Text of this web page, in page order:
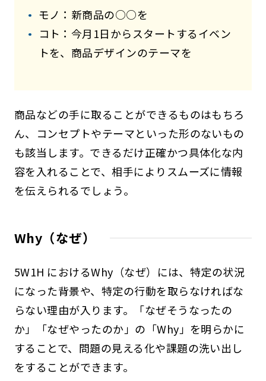
モノ：新商品の○○を
コト：今月1日からスタートするイベン
トを、商品デザインのテーマを
商品などの手に取ることができるものはもちろ
ん、コンセプトやテーマといった形のないもの
も該当します。できるだけ正確かつ具体化な内
容を入れることで、相手によりスムーズに情報
を伝えられるでしょう。
Why（なぜ）
5W1H におけるWhy（なぜ）には、特定の状況
になった背景や、特定の行動を取らなければな
らない理由が入ります。「なぜそうなったの
か」「なぜやったのか」の「Why」を明らかに
することで、問題の見える化や課題の洗い出し
をすることができます。